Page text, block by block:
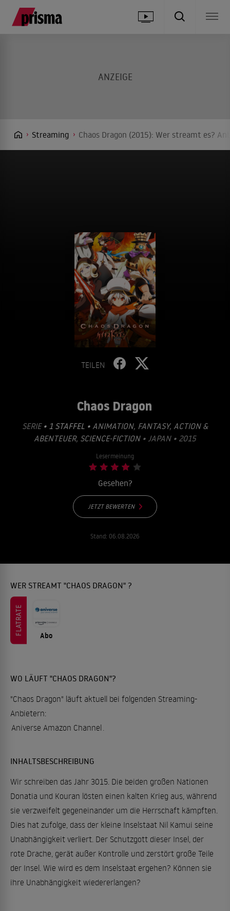
Streaming Chaos Dragon (2015): Wer streamt es?
TEILEN
Chaos Dragon
SERIE • 1 STAFFEL • ANIMATION, FANTASY, ACTION &
ABENTEUER, SCIENCE-FICTION• JAPAN • 2015
Lesermeinung
Gesehen?
JETZT BEWERTEN
Stand: 06.08.2026
WER STREAMT "CHAOS DRAGON" ?
FLATRATE Abo
WO LÄUFT "CHAOS DRAGON"?
"Chaos Dragon" läuft aktuell bei folgenden Streaming-
Anbietern:
Aniverse Amazon Channel
INHALTSBESCHREIBUNG
Wir schreiben das Jahr 3015. Die beiden großen Nationen
Donatia und Kouran lösten einen kalten Krieg aus, während
sie verzweifelt gegeneinander um die Herrschaft kämpften.
Dies hat zufolge, dass der kleine Inselstaat Nil Kamui seine
Unabhängigkeit verliert. Der Schutzgott dieser Insel, der
rote Drache, gerät außer Kontrolle und zerstört große Teile
der Insel. Wie wird es dem Inselstaat ergehen? Können sie
ihre Unabhängigkeit wiedererlangen?